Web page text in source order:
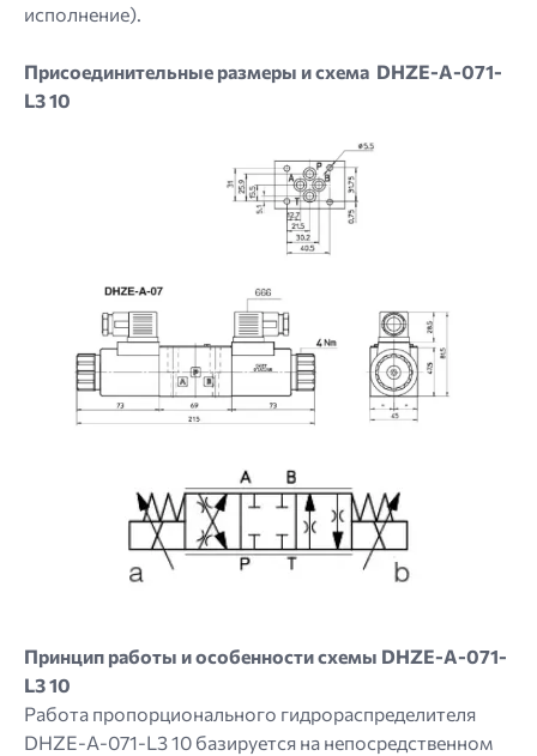
исполнение).
Присоединительные размеры и схема DHZE-A-071-
L3 10
Принцип работы и особенности схемы DHZE-A-071-
L3 10
Работа пропорционального гидрораспределителя
DHZE-A-071-L3 10 базируется на непосредственном